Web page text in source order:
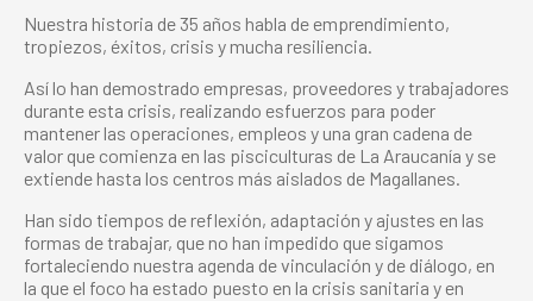
Nuestra historia de 35 años habla de emprendimiento,
tropiezos, éxitos, crisis y mucha resiliencia.
Así lo han demostrado empresas, proveedores y trabajadores
durante esta crisis, realizando esfuerzos para poder
mantener las operaciones, empleos y una gran cadena de
valor que comienza en las pisciculturas de La Araucanía y se
extiende hasta los centros más aislados de Magallanes.
Han sido tiempos de reflexión, adaptación y ajustes en las
formas de trabajar, que no han impedido que sigamos
fortaleciendo nuestra agenda de vinculación y de diálogo, en
la que el foco ha estado puesto en la crisis sanitaria y en